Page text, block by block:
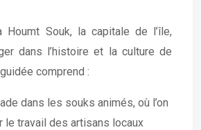
Houmt Souk, la capitale de l’île,
dans l’histoire et la culture de
comprend :
dans les souks animés, où l’on
le travail des artisans locaux